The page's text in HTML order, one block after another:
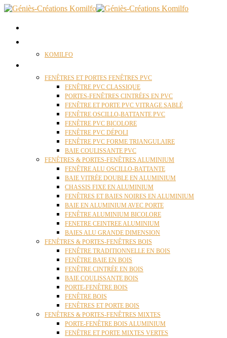
KOMILFO
FENÊTRES ET PORTES FENÊTRES PVC
FENÊTRE PVC CLASSIQUE
PORTES-FENÊTRES CINTRÉES EN PVC
FENÊTRE ET PORTE PVC VITRAGE SABLÉ
FENÊTRE OSCILLO-BATTANTE PVC
FENÊTRE PVC BICOLORE
FENÊTRE PVC DÉPOLI
FENÊTRE PVC FORME TRIANGULAIRE
BAIE COULISSANTE PVC
FENÊTRES & PORTES-FENÊTRES ALUMINIUM
FENÊTRE ALU OSCILLO-BATTANTE
BAIE VITRÉE DOUBLE EN ALUMINIUM
CHASSIS FIXE EN ALUMINIUM
FENÊTRES ET BAIES NOIRES EN ALUMINIUM
BAIE EN ALUMINIUM AVEC PORTE
FENÊTRE ALUMINIUM BICOLORE
FENETRE CEINTREE ALUMINIUM
BAIES ALU GRANDE DIMENSION
FENÊTRES & PORTES-FENÊTRES BOIS
FENÊTRE TRADITIONNELLE EN BOIS
FENÊTRE BAIE EN BOIS
FENÊTRE CINTRÉE EN BOIS
BAIE COULISSANTE BOIS
PORTE-FENÊTRE BOIS
FENÊTRE BOIS
FENÊTRES ET PORTE BOIS
FENÊTRES & PORTES-FENÊTRES MIXTES
PORTE-FENÊTRE BOIS ALUMINIUM
FENÊTRE ET PORTE MIXTES VERTES